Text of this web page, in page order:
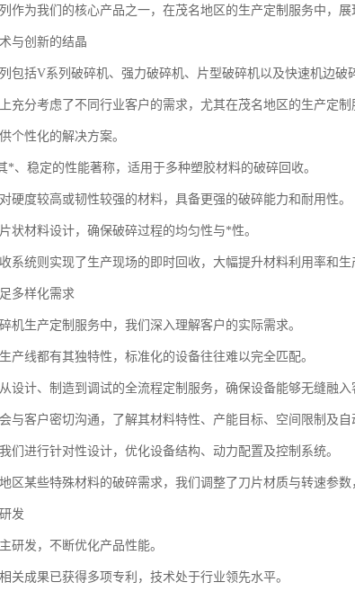
作为我们的核心产品之一，在茂名地区的生产定制服务中，展
与创新的结晶
包括V系列破碎机、强力破碎机、片型破碎机以及快速机边破
充分考虑了不同行业客户的需求，尤其在茂名地区的生产定
个性化的解决方案。
*、稳定的性能著称，适用于多种塑胶材料的破碎回收。
硬度较高或韧性较强的材料，具备更强的破碎能力和耐用性。
状材料设计，确保破碎过程的均匀性与*性。
系统则实现了生产现场的即时回收，大幅提升材料利用率和生
多样化需求
机生产定制服务中，我们深入理解客户的实际需求。
产线都有其独特性，标准化的设备往往难以完全匹配。
设计、制造到调试的全流程定制服务，确保设备能够无缝融入
与客户密切沟通，了解其材料特性、产能目标、空间限制及自
们进行针对性设计，优化设备结构、动力配置及控制系统。
区某些特殊材料的破碎需求，我们调整了刀片材质与转速参数
发
研发，不断优化产品性能。
关成果已获得多项专利，技术处于行业领先水平。